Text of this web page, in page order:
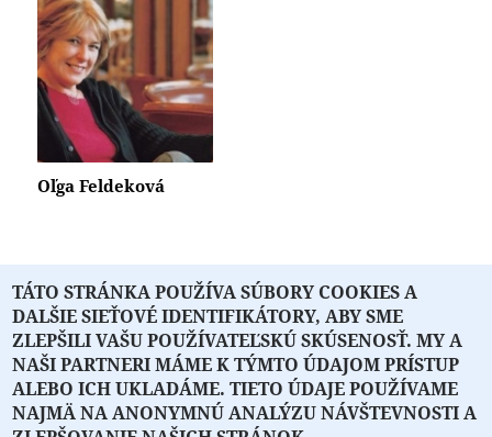
Oľga Feldeková
« prvá ‹ predchádzajúca 1 2 3
5
6 7 … nasledujúca › posledná »
O PORTÁLI O DRUŽSTVE SPONZORI KONTAKT
TÁTO STRÁNKA POUŽÍVA SÚBORY COOKIES A
DALŠIE SIEŤOVÉ IDENTIFIKÁTORY, ABY SME
ZLEPŠILI VAŠU POUŽÍVATEĽSKÚ SKÚSENOSŤ. MY A
NAŠI PARTNERI MÁME K TÝMTO ÚDAJOM PRÍSTUP
ALEBO ICH UKLADÁME. TIETO ÚDAJE POUŽÍVAME
NAJMÄ NA ANONYMNÚ ANALÝZU NÁVŠTEVNOSTI A